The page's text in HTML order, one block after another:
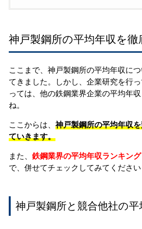
神戸製鋼所の平均年収を徹
ここまで、神戸製鋼所の平均年収に
てきました。しかし、企業研究を行
っては、他の鉄鋼業界企業の平均年
ね。
ここからは、神戸製鋼所の平均年収
ていきます。
また、 鉄鋼業界の平均年収ランキング
で、併せてチェックしてみてください
神戸製鋼所と競合他社の平